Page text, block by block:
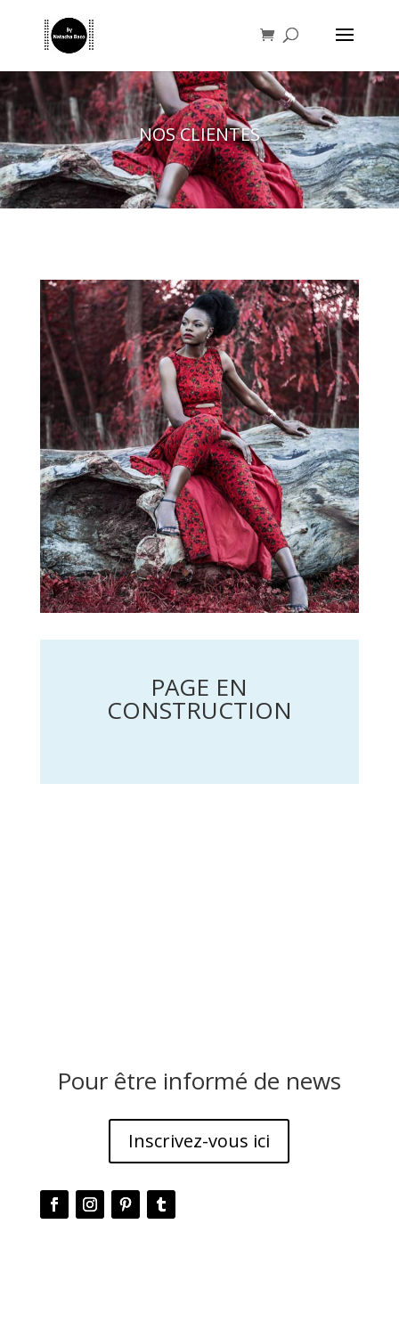
NOS CLIENTES
PAGE EN
CONSTRUCTION
Pour être informé de news
Inscrivez-vous ici